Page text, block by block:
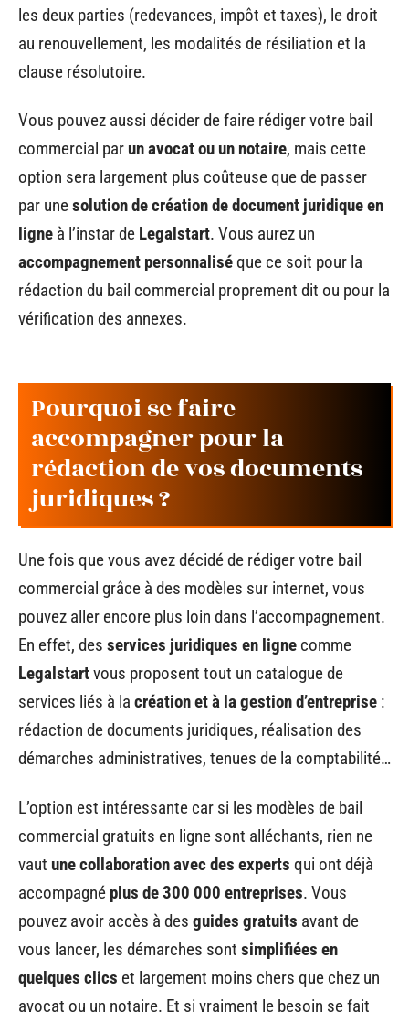
les deux parties (redevances, impôt et taxes), le droit
au renouvellement, les modalités de résiliation et la
clause résolutoire.
Vous pouvez aussi décider de faire rédiger votre bail
commercial par un avocat ou un notaire, mais cette
option sera largement plus coûteuse que de passer
par unesolution de création de document juridique en
ligne à l’instar de Legalstart. Vous aurez un
accompagnement personnaliséque ce soit pour la
rédaction du bail commercial proprement dit ou pour la
vérification des annexes.
Pourquoi se faire
accompagner pour la
rédaction de vos documents
juridiques ?
Une fois que vous avez décidé de rédiger votre bail
commercial grâce à des modèles sur internet, vous
pouvez aller encore plus loin dans l’accompagnement.
En effet, des services juridiques en ligne comme
Legalstartvous proposent tout un catalogue de
services liés à la création et à la gestion d’entreprise :
rédaction de documents juridiques, réalisation des
démarches administratives, tenues de la comptabilité…
L’option est intéressante car si les modèles de bail
commercial gratuits en ligne sont alléchants, rien ne
vaut une collaboration avec des experts qui ont déjà
accompagné plus de 300 000 entreprises. Vous
pouvez avoir accès à des guides gratuits avant de
vous lancer, les démarches sont simplifiées en
quelques clics et largement moins chers que chez un
avocat ou un notaire. Et si vraiment le besoin se fait